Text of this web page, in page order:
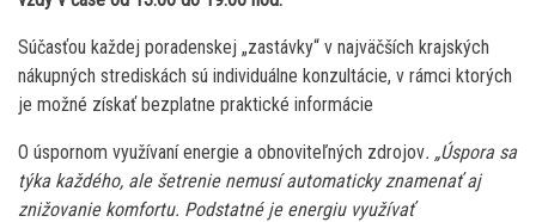
Súčasťou každej poradenskej „zastávky“ v najväčších krajských
nákupných strediskách sú individuálne konzultácie, v rámci ktorých
je možné získať bezplatne praktické informácie
O úspornom využívaní energie a obnoviteľných zdrojov. „Úspora sa
týka každého, ale šetrenie nemusí automaticky znamenať aj
znižovanie komfortu. Podstatné je energiu využívať